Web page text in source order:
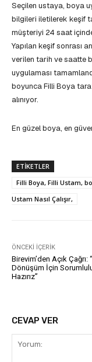
Seçilen ustaya, boya
bilgileri iletilerek keşif
müşteriyi 24 saat
Yapılan keşif sonrası
verilen tarih ve saatte
uygulaması
boyunca Filli Boya
alınıyor.
En güzel boya, en
ETIKETLER
Filli Boya, Filli Ustam,
Ustam Nasıl Çalışır,
ÖNCEKI İÇERIK
Birevim’den Açık Çağrı:
Dönüşüm İçin
Hazırız”
CEVAP VER